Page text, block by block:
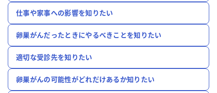
仕事や家事への影響を知りたい
卵巣がんだったときにやるべきことを知りたい
適切な受診先を知りたい
卵巣がんの可能性がどれだけあるか知りたい